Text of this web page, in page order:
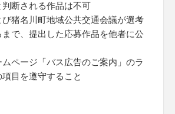
判断される作品は不可
猪名川町地域公共交通会議が選考
で、提出した応募作品を他者に公
ページ「バス広告のご案内」のラ
目を遵守すること